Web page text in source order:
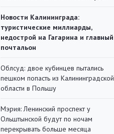
Новости Калининграда:
туристические миллиарды,
недострой на Гагарина и главный
почтальон
Облсуд: двое кубинцев пытались
пешком попасть из Калининградской
области в Польшу
Мэрия: Ленинский проспект у
Ольштынской будут по ночам
перекрывать больше месяца